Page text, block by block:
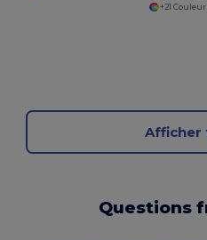
+21
Afficher
Questions